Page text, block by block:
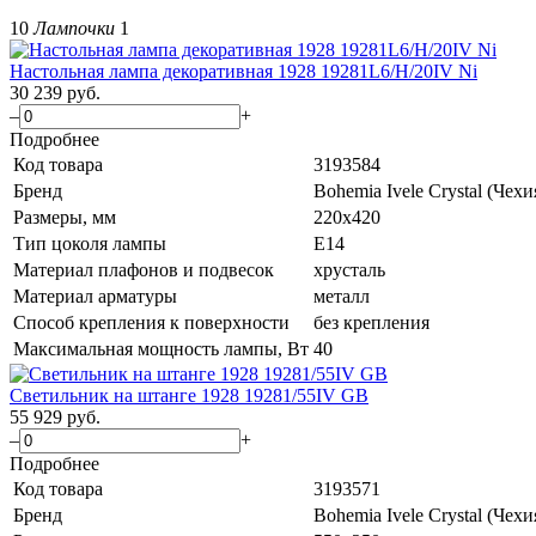
10 Лампочки 1
Настольная лампа декоративная 1928 19281L6/H/20IV Ni
30 239 руб.
–
+
Подробнее
Код товара
3193584
Бренд
Bohemia Ivele Crystal
Размеры, мм
220x420
Тип цоколя лампы
E14
Материал плафонов и подвесок
хрусталь
Материал арматуры
металл
Способ крепления к поверхности
без крепления
Максимальная мощность лампы, Вт 40
Светильник на штанге 1928 19281/55IV GB
55 929 руб.
–
+
Подробнее
Код товара
3193571
Бренд
Bohemia Ivele Crystal